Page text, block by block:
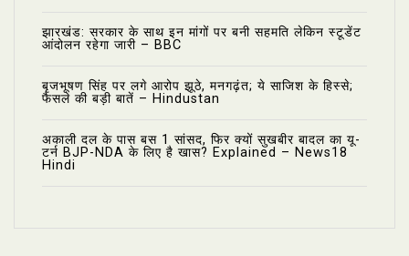
झारखंड: सरकार के साथ इन मांगों पर बनी सहमति लेकिन स्टूडेंट
आंदोलन रहेगा जारी – BBC
बृजभूषण सिंह पर लगे आरोप झूठे, मनगढ़ंत; ये साजिश के हिस्से;
फैसले की बड़ी बातें – Hindustan
अकाली दल के पास बस 1 सांसद, फिर क्यों सुखबीर बादल का यू-
टर्न BJP-NDA के लिए है खास? Explained – News18
Hindi